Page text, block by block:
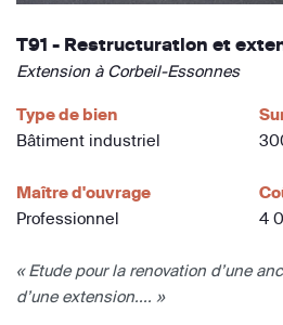
T91 - Restructuration et
Extension à Corbeil-Essonnes
Type de bien
Bâtiment industriel
Maître d'ouvrage
Professionnel
4
« Etude pour la renovation d’une
d’une extension.... »